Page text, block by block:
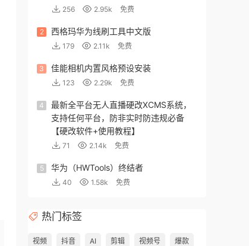
256 2.95k 免费
2 西格玛华为线刷工具中文版
179 2.11k 免费
3 佳能相机内置风格预设安装
123 2.29k 免费
4
最新全平台无人直播硬改XCMS系统，
支持任何平台，防非实时防违规必备
【硬改软件+使用教程】
71 2.14k 免费
5 华为（HWTools）终结者
40 1.58k 免费
热门标签
视频 抖音 AI 剪辑 视频号 爆款